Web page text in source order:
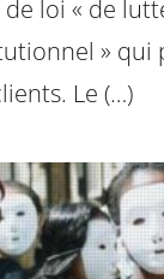
loi « de
» qui
Le (…)